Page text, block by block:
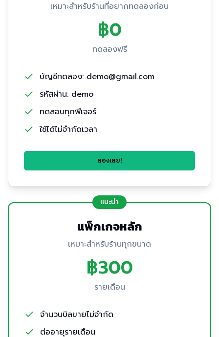
เหมาะสำหรับร้านที่อยากทดลองก่อน
฿0
ทดลองฟรี
บัญชีทดลอง: demo@gmail.com
รหัสผ่าน: demo
ทดสอบทุกฟีเจอร์
ใช้ได้ไม่จำกัดเวลา
ลองเลย!
แนะนำ
แพ็กเกจหลัก
เหมาะสำหรับร้านทุกขนาด
฿300
รายเดือน
จำนวนบิลขายไม่จำกัด
ต่ออายุรายเดือน